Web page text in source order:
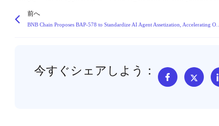
前へ
今すぐシェアしよう：